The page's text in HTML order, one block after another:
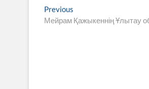
Навигация
по
Previous
post:
Мейрам Қажыкеннің Ұлытау